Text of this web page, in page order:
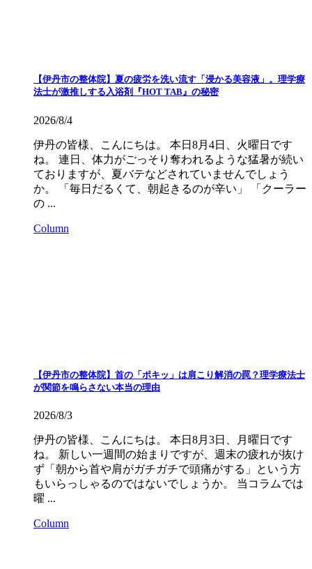
【伊丹市の整体院】夏の疲労を洗い流す「浸かる美容液」。理学療
法士が激推しする入浴剤『HOT TAB』の秘密
2026/8/4
伊丹の皆様、こんにちは。 本日8月4日、火曜日です
ね。 連日、体力がごっそり奪われるような猛暑が続い
ておりますが、夏バテなどされていませんでしょう
か。 「毎日だるくて、朝起きるのが辛い」 「クーラー
の ...
Column
【伊丹市の整体院】首の「ポキッ」は肩こり解消の罠？理学療法士
が関節を鳴らさない本当の理由
2026/8/3
伊丹の皆様、こんにちは。 本日8月3日、月曜日です
ね。 新しい一週間の始まりですが、週末の疲れが抜け
ず「朝から首や肩がガチガチで頭痛がする」という方
もいらっしゃるのではないでしょうか。 当コラムでは
曜 ...
Column